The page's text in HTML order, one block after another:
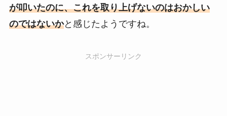
が叩いたのに、これを取り上げないのはおかしい
のではないかと感じたようですね。
スポンサーリンク